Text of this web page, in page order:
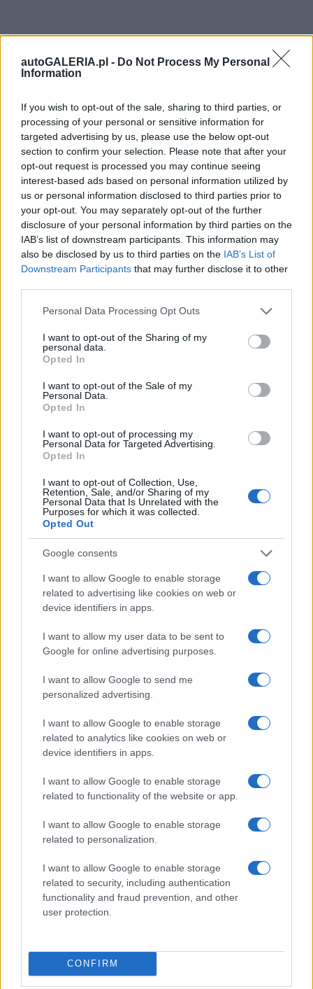
autoGALERIA.pl - Do Not Process My Personal
Information
If you wish to opt-out of the sale, sharing to third parties, or
processing of your personal or sensitive information for
targeted advertising by us, please use the below opt-out
section to confirm your selection. Please note that after your
opt-out request is processed you may continue seeing
interest-based ads based on personal information utilized by
us or personal information disclosed to third parties prior to
your opt-out. You may separately opt-out of the further
disclosure of your personal information by third parties on the
IAB’s list of downstream participants. This information may
also be disclosed by us to third parties on the IAB’s List of
Downstream Participants that may further disclose it to other
Please note that this website/app uses one or more Google
not limited to your visit or usage behaviour. You may click to
grant or deny consent to Google and its third-party tags to
use your data for below specified purposes in below Google
consent section.
Personal Data Processing Opt Outs
I want to opt-out of the Sharing of my
personal data.
Opted In
I want to opt-out of the Sale of my
Personal Data.
Opted In
I want to opt-out of processing my
Personal Data for Targeted Advertising.
Opted In
I want to opt-out of Collection, Use,
Retention, Sale, and/or Sharing of my
Personal Data that Is Unrelated with the
Purposes for which it was collected.
Opted Out
Google consents
I want to allow Google to enable storage
related to advertising like cookies on web or
device identifiers in apps.
I want to allow my user data to be sent to
Google for online advertising purposes.
I want to allow Google to send me
personalized advertising.
I want to allow Google to enable storage
related to analytics like cookies on web or
device identifiers in apps.
I want to allow Google to enable storage
related to functionality of the website or app.
I want to allow Google to enable storage
related to personalization.
I want to allow Google to enable storage
related to security, including authentication
functionality and fraud prevention, and other
user protection.
CONFIRM